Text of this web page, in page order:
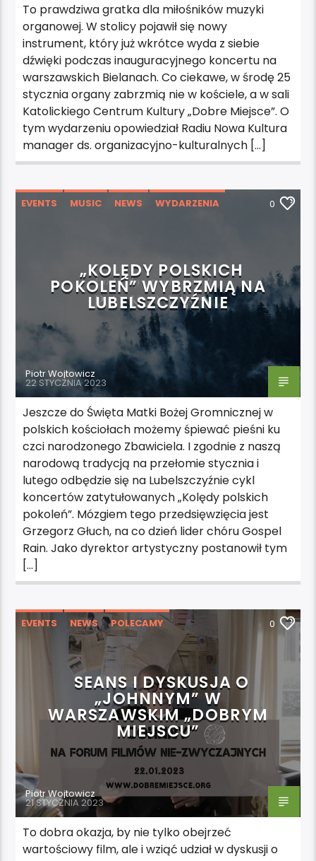
To prawdziwa gratka dla miłośników muzyki
organowej. W stolicy pojawił się nowy
instrument, który już wkrótce wyda z siebie
dźwięki podczas inauguracyjnego koncertu na
warszawskich Bielanach. Co ciekawe, w środę 25
stycznia organy zabrzmią nie w kościele, a w sali
Katolickiego Centrum Kultury „Dobre Miejsce”. O
tym wydarzeniu opowiedział Radiu Nowa Kultura
manager ds. organizacyjno-kulturalnych […]
EVENTS MUSIC NEWS WYDARZENIA 0
„KOLĘDY POLSKICH
POKOLEŃ” WYBRZMIĄ NA
LUBELSZCZYŹNIE
Piotr Wojtowicz
22 STYCZNIA 2023
Jeszcze do Święta Matki Bożej Gromnicznej w
polskich kościołach możemy śpiewać pieśni ku
czci narodzonego Zbawiciela. I zgodnie z naszą
narodową tradycją na przełomie stycznia i
lutego odbędzie się na Lubelszczyźnie cykl
koncertów zatytułowanych „Kolędy polskich
pokoleń”. Mózgiem tego przedsięwzięcia jest
Grzegorz Głuch, na co dzień lider chóru Gospel
Rain. Jako dyrektor artystyczny postanowił tym
[…]
EVENTS NEWS
POLECAMY
WYDARZENIA
0
SEANS I DYSKUSJA O
„JOHNNYM” W
WARSZAWSKIM „DOBRYM
MIEJSCU”
Piotr Wojtowicz
21 STYCZNIA 2023
To dobra okazja, by nie tylko obejrzeć
wartościowy film, ale i wziąć udział w dyskusji o